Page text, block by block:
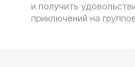
и получить
приключений на